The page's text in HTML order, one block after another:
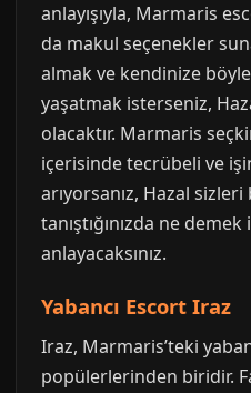
anlayışıyla, Marmaris
da makul seçenekler
almak ve kendinize
yaşatmak isterseniz,
olacaktır. Marmaris
içerisinde tecrübeli ve
arıyorsanız, Hazal
tanıştığınızda ne
anlayacaksınız.
Yabancı Escort Iraz
Iraz, Marmaris’teki
popülerlerinden biridir.